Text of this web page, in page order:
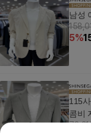
남성
5%
115
콤비